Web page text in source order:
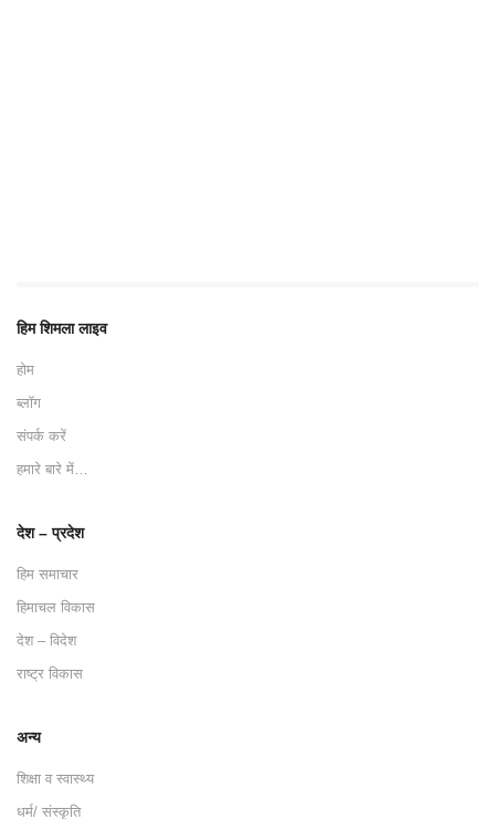
हिम शिमला लाइव
होम
ब्लॉग
संपर्क करें
हमारे बारे में…
देश – प्रदेश
हिम समाचार
हिमाचल विकास
देश – विदेश
राष्ट्र विकास
अन्य
शिक्षा व स्वास्थ्य
धर्म/ संस्कृति